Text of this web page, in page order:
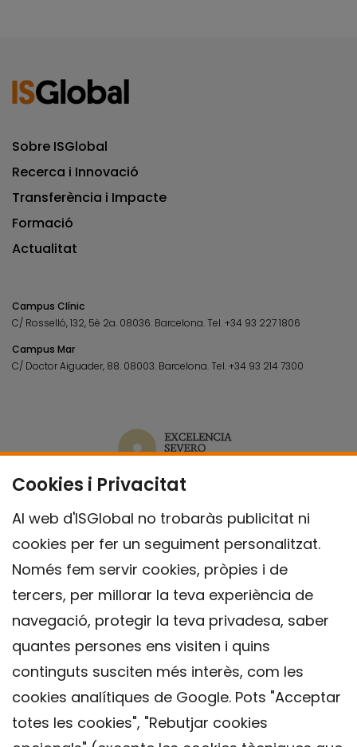
Cookies i Privacitat
Al web d'ISGlobal no trobaràs publicitat ni
cookies per fer un seguiment personalitzat.
Només fem servir cookies, pròpies i de
tercers, per millorar la teva experiència de
navegació, protegir la teva privadesa, saber
quantes persones ens visiten i quins
continguts susciten més interès, com les
cookies analítiques de Google. Pots "Acceptar
totes les cookies", "Rebutjar cookies
Sobre ISGlobal
Recerca i Innovació
Transferència i Impacte
Formació
Actualitat
Campus Clínic
C/ Rosselló, 132, 5è 2a. 08036. Barcelona.Tel.+34 93 227 1806
Campus Mar
C/ Doctor Aiguader, 88. 08003. Barcelona.Tel.+34 93 214 7300